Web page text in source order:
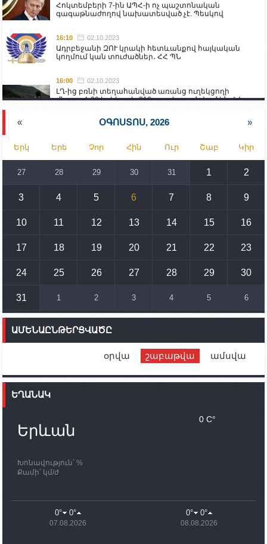
Հոկտեմբերի 7-ին ԱՊՀ-ի ոչ պաշտոնական
գագաթնաժողով նախատեսված չէ. Պեսկով
16:10 02.10.2023
Ադրբեջանի ԶՈՒ կրակի հետևանքով հայկական
կողմում կան տուժածներ․ ՀՀ ՊՆ
16:00 02.10.2023
ԼՂ-ից բռնի տեղահանված առանց ուղեկցողի
մնացած 20 երեխա և 216 տարեց գտնվում են ՀՀ
Իրանը կողմ է տարածաշրջանի համար շահավետ
տրանսպորտային հաղորդակցությունների
զարգացմանը, սակայն ոչ՝ միջազգային
սահմանների փոփոխությանը
15:10 02.10.2023
սպառնալիքները կասեցնելու համար. իսպանացի
պատգամավորը Գորիսում է
14:54 02.10.2023
տեղակայված հայկական դիրքերի անձնակազմի
համար սնունդ տեղափոխող մեքենայի
ունեն. կիպրոսցի խորհրդարանականը՝ Ալեն
Ֆրանսիայի ԱԳ նախարարը կայցելի Հայաստան
պատասխանատուներ կմնան ԼՂ-ում՝ մինչև
որոնողափրկարարական աշխատանքների
11:03
ՄԱԿ-ի առաքելությունը շատ, շատ, շատ օգտակար
Ադրբեջանի փոխվարչապետն այսօր կմեկնի
Ստեփանակերտ
« ՕԳՈՍՏՈՍ, 2026 »
Երկ Երե Չոր Հին Ուր Շաբ Կիր
27 28 29 30 31 1 2
3 4 5 6 7 8 9
10 11 12 13 14 15 16
17 18 19 20 21 22 23
24 25 26 27 28 29 30
31 1 2 3 4 5 6
ԱՄԵՆԱԸՆԹԵՐՑՎԱԾԸ
օրվա շաբաթվա ամսվա
ԵՂԱՆԱԿ
Երևան
Խոնավություն՝ %
Քամի՝ կմ/ժ
0 C°
0° 0°
07.08.2026
0° 0°
08.08.2026